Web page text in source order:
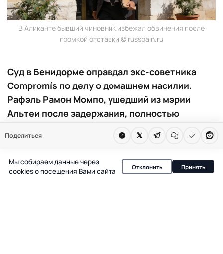
Поделиться
В Аликанте бывший чиновник избежал обвинения после
громкой отставки © russpain.ru
Суд в Бенидорме оправдал экс-советника
Compromís по делу о домашнем насилии.
Рафэль Рамон Момпо, ушедший из мэрии
Альтеи после задержания, полностью
подтвердились. Решение суда возвращает
репутации.
Мы собираем данные через
cookies о посещения Вами сайта
Отклонить Принять